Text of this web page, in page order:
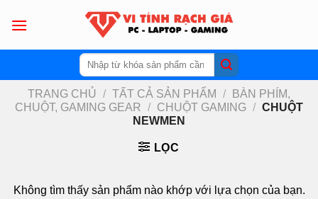
Tìm
kiếm:
TRANG CHỦ / TẤT CẢ SẢN PHẨM /
BÀN PHÍM,
CHUỘT, GAMING GEAR
/ CHUỘT GAMING / CHUỘT
NEWMEN
LỌC
Không tìm thấy sản phẩm nào khớp với lựa chọn của bạn.